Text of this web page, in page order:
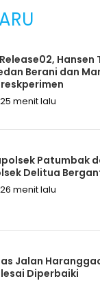
Hansen
Berani dan
25 menit lalu
Patumbak
Delitua
26 menit lalu
Jalan
Diperbaiki